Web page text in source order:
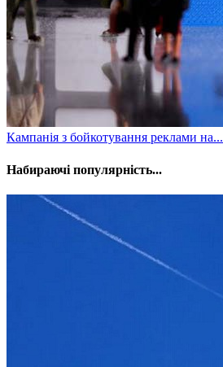
​Кампанія з бойкотування реклами на...
Набираючі популярність...